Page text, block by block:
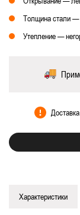
Толщина стали
Утепление —
Характеристики